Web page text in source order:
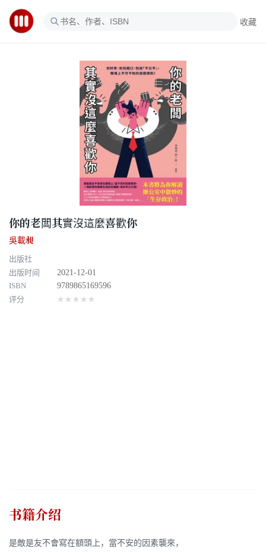
收藏
你的老闆其實沒這麼喜歡你
吳載昶
出版社
出版时间
2021-12-01
ISBN
9789865169596
评分
★★★★★
书籍介绍
是敵是友不會寫在額頭上，當不安的因素襲來，